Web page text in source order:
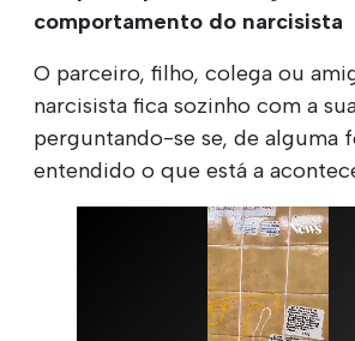
comportamento do narcisista
O parceiro, filho, colega ou
narcisista fica sozinho com a
perguntando-se se, de alguma
entendido o que está a